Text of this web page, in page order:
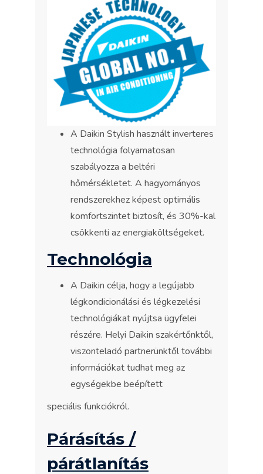
A Daikin Stylish használt inverteres
technológia folyamatosan
szabályozza a beltéri
hőmérsékletet. A hagyományos
rendszerekhez képest optimális
komfortszintet biztosít, és 30%-kal
csökkenti az energiaköltségeket.
Technológia
A Daikin célja, hogy a legújabb
légkondicionálási és légkezelési
technológiákat nyújtsa ügyfelei
részére. Helyi Daikin szakértőnktől,
viszonteladó partnerünktől további
információkat tudhat meg az
egységekbe beépített
speciális funkciókról.
Párásítás /
párátlanítás